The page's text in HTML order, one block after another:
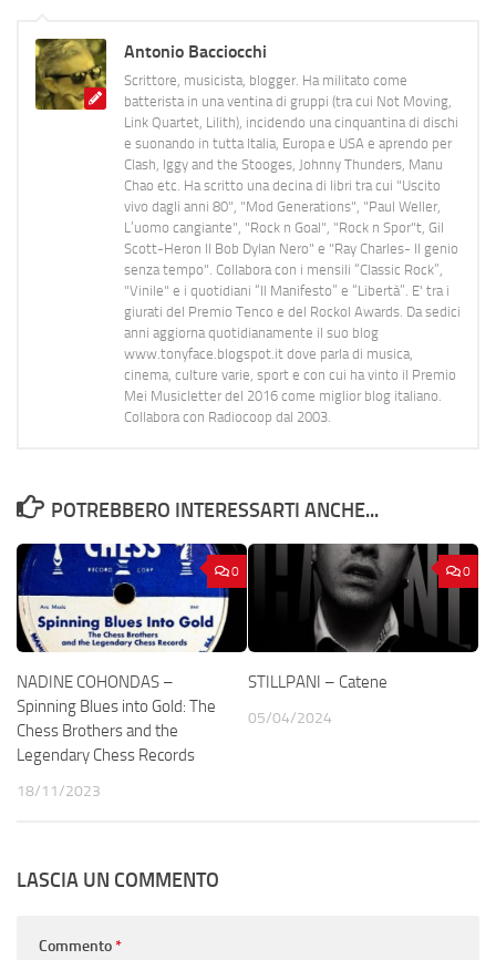
Antonio Bacciocchi
Scrittore, musicista, blogger. Ha militato come
batterista in una ventina di gruppi (tra cui Not Moving,
Link Quartet, Lilith), incidendo una cinquantina di dischi
e suonando in tutta Italia, Europa e USA e aprendo per
Clash, Iggy and the Stooges, Johnny Thunders, Manu
Chao etc. Ha scritto una decina di libri tra cui "Uscito
vivo dagli anni 80", "Mod Generations", "Paul Weller,
L’uomo cangiante", "Rock n Goal", "Rock n Spor"t, Gil
Scott-Heron Il Bob Dylan Nero" e "Ray Charles- Il genio
senza tempo". Collabora con i mensili “Classic Rock”,
"Vinile" e i quotidiani “Il Manifesto” e “Libertà”. E' tra i
giurati del Premio Tenco e del Rockol Awards. Da sedici
anni aggiorna quotidianamente il suo blog
www.tonyface.blogspot.it dove parla di musica,
cinema, culture varie, sport e con cui ha vinto il Premio
Mei Musicletter del 2016 come miglior blog italiano.
Collabora con Radiocoop dal 2003.
POTREBBERO INTERESSARTI ANCHE...
0
NADINE COHONDAS –
Spinning Blues into Gold: The
Chess Brothers and the
Legendary Chess Records
18/11/2023
0
STILLPANI – Catene
05/04/2024
LASCIA UN COMMENTO
Commento*